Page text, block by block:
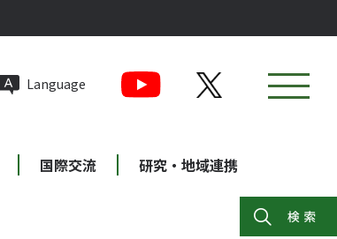
Language
国際交流 研究・地域連携